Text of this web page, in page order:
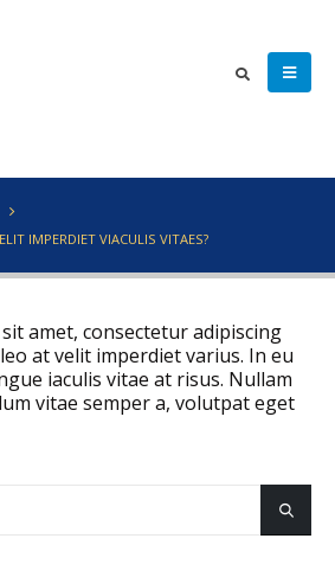
IMPERDIET VIACULIS VITAES?
amet, consectetur adipiscing
at velit imperdiet varius. In eu
iaculis vitae at risus. Nullam
vitae semper a, volutpat eget